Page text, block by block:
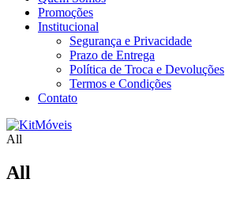
Promoções
Institucional
Segurança e Privacidade
Prazo de Entrega
Política de Troca e Devoluções
Termos e Condições
Contato
All
All